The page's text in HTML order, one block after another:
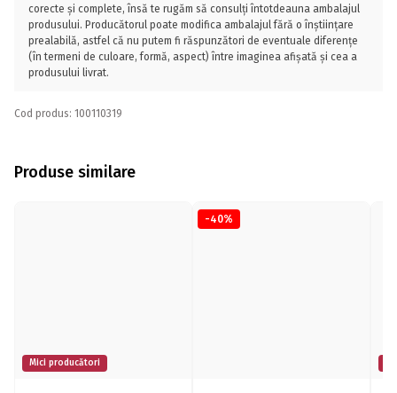
corecte și complete, însă te rugăm să consulți întotdeauna ambalajul
produsului. Producătorul poate modifica ambalajul fără o înștiințare
prealabilă, astfel că nu putem fi răspunzători de eventuale diferențe
(în termeni de culoare, formă, aspect) între imaginea afișată și cea a
produsului livrat.
Cod produs: 100110319
Produse similare
Mici producători
-40%